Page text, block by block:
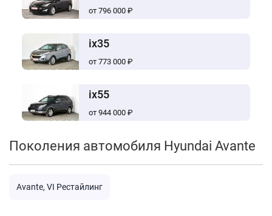
от 796 000 ₽
ix35
от 773 000 ₽
ix55
от 944 000 ₽
Поколения автомобиля Hyundai Avante
Avante, VI Рестайлинг